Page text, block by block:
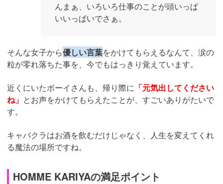
んまぁ、いろいろ仕事のことが頭いっぱ
いいっぱいでさぁ。
そんな女子から優しい言葉をかけてもらえるなんて、涙の
粒が零れ落ちた事を、今でもはっきり覚えています。
近くにいたボーイさんも、帰り際に 「元気出してください
ね」 とお声をかけてもらえたことが、すごいありがたいで
す。
キャバクラはお酒を飲むだけじゃなく、人生を変えてくれ
る魔法の場所ですね。
HOMME KARIYAの満足ポイント